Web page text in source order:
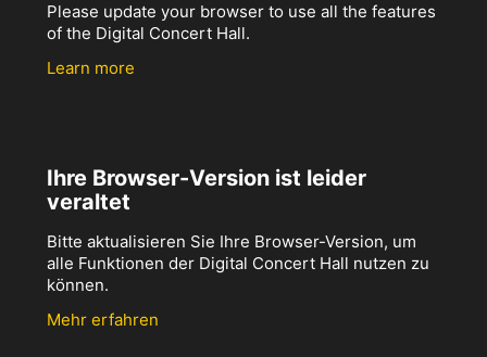
Please update your browser to use all the features
of the Digital Concert Hall.
Learn more
Ihre Browser-Version ist leider
veraltet
Bitte aktualisieren Sie Ihre Browser-Version, um
alle Funktionen der Digital Concert Hall nutzen zu
können.
Mehr erfahren